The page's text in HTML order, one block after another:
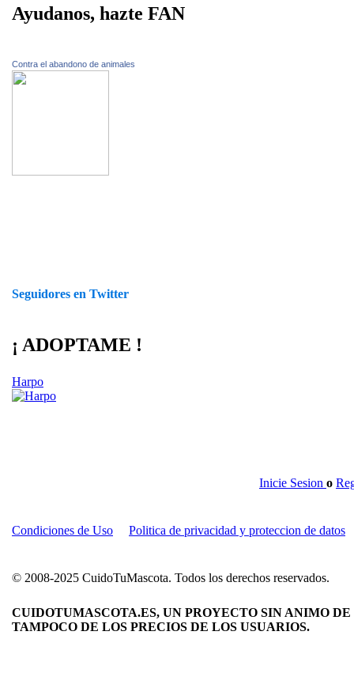
Ayudanos, hazte FAN
Contra el abandono de animales
Seguidores en Twitter
¡ ADOPTAME !
Harpo
Inicie Sesion o
Condiciones de Uso Politica de privacidad y proteccion de datos
© 2008-2025 CuidoTuMascota. Todos los derechos reservados.
CUIDOTUMASCOTA.ES, UN PROYECTO SIN ANIMO
TAMPOCO DE LOS PRECIOS DE LOS USUARIOS.